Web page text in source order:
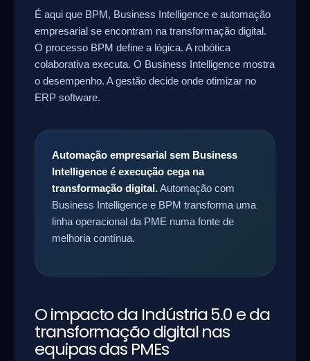
É aqui que BPM, Business Intelligence e automação
empresarial se encontram na transformação digital.
O processo BPM define a lógica. A robótica
colaborativa executa. O Business Intelligence mostra
o desempenho. A gestão decide onde otimizar no
ERP software.
Automação empresarial sem Business
Intelligence é execução cega na
transformação digital.Automação com
Business Intelligence e BPM transforma uma
linha operacional da PME numa fonte de
melhoria contínua.
O impacto da Indústria 5.0 e da
transformação digital nas
equipas das PMEs